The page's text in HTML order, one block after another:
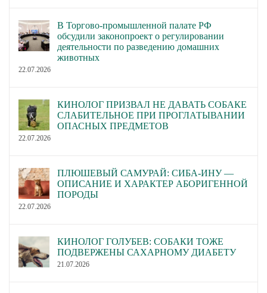
В Торгово-промышленной палате РФ
обсудили законопроект о регулировании
деятельности по разведению домашних
животных
22.07.2026
КИНОЛОГ ПРИЗВАЛ НЕ ДАВАТЬ СОБАКЕ
СЛАБИТЕЛЬНОЕ ПРИ ПРОГЛАТЫВАНИИ
ОПАСНЫХ ПРЕДМЕТОВ
22.07.2026
ПЛЮШЕВЫЙ САМУРАЙ: СИБА-ИНУ —
ОПИСАНИЕ И ХАРАКТЕР АБОРИГЕННОЙ
ПОРОДЫ
22.07.2026
КИНОЛОГ ГОЛУБЕВ: СОБАКИ ТОЖЕ
ПОДВЕРЖЕНЫ САХАРНОМУ ДИАБЕТУ
21.07.2026